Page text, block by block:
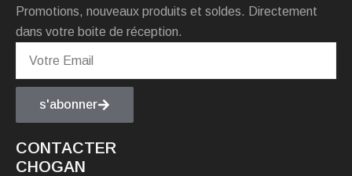
Promotions, nouveaux produits et soldes. Directement
dans votre boite de réception.
s'abonner
CONTACTER
CHOGAN